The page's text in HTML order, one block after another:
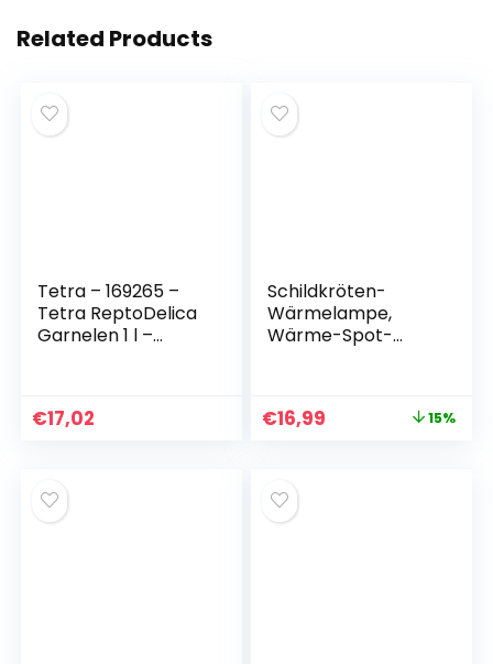
Related Products
Tetra – 169265 –
Tetra ReptoDelica
Garnelen 1 l –
Import)
€17,02
Schildkröten-
Wärmelampe,
Wärme-Spot-
Spot-Lampen und
für Schildkröten,
Schlangen,
€16,99 15%